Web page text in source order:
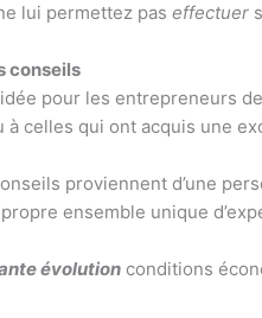
lui permettez pas effectuer
conseils
pour les entrepreneurs
à celles qui ont acquis une
proviennent d’une
ensemble unique
évolution conditions